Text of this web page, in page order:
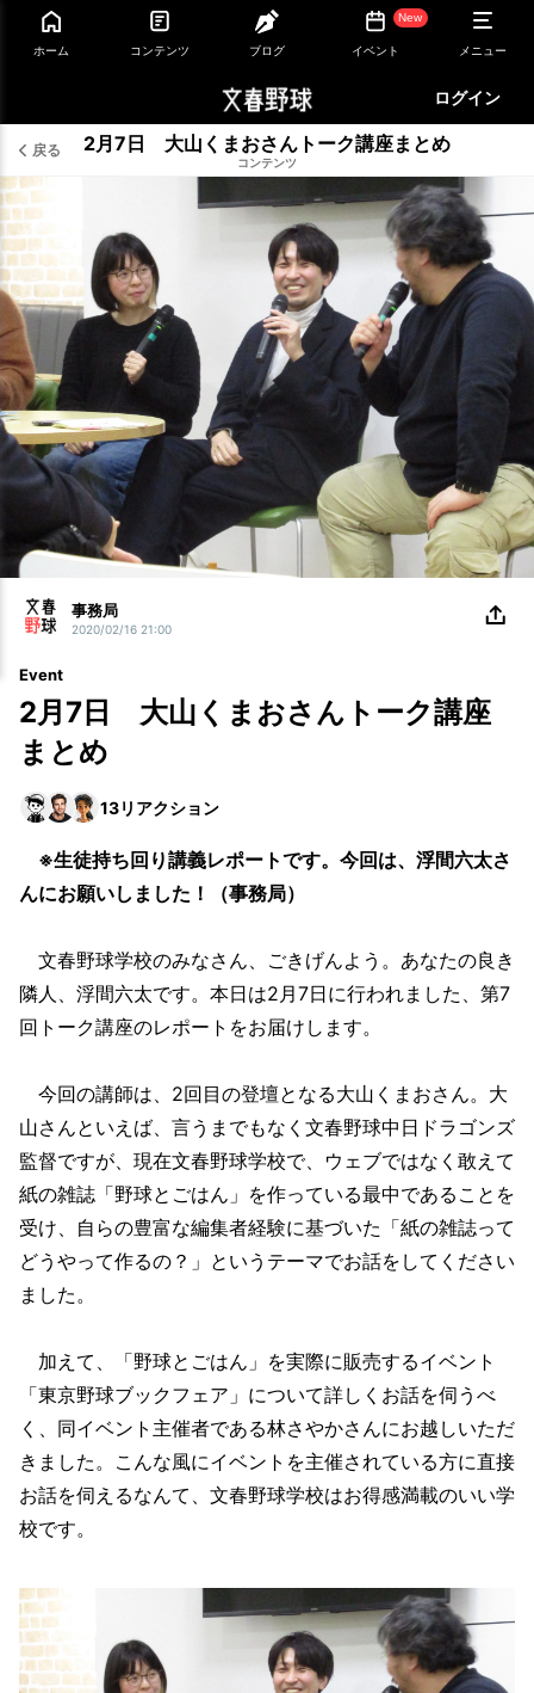
ホーム コンテンツ ブログ
New
イベント メニュー
ログイン
戻る 2月7日 大山くまおさんトーク講座まとめ
コンテンツ
事務局
2020/02/16 21:00
Event
2月7日 大山くまおさんトーク講座
まとめ
13リアクション
※生徒持ち回り講義レポートです。今回は、浮間六太さ
んにお願いしました！（事務局）
文春野球学校のみなさん、ごきげんよう。あなたの良き
隣人、浮間六太です。本日は2月7日に行われました、第7
回トーク講座のレポートをお届けします。
今回の講師は、2回目の登壇となる大山くまおさん。大
山さんといえば、言うまでもなく文春野球中日ドラゴンズ
監督ですが、現在文春野球学校で、ウェブではなく敢えて
紙の雑誌「野球とごはん」を作っている最中であることを
受け、自らの豊富な編集者経験に基づいた「紙の雑誌って
どうやって作るの？」というテーマでお話をしてください
ました。
加えて、「野球とごはん」を実際に販売するイベント
「東京野球ブックフェア」について詳しくお話を伺うべ
く、同イベント主催者である林さやかさんにお越しいただ
きました。こんな風にイベントを主催されている方に直接
お話を伺えるなんて、文春野球学校はお得感満載のいい学
校です。